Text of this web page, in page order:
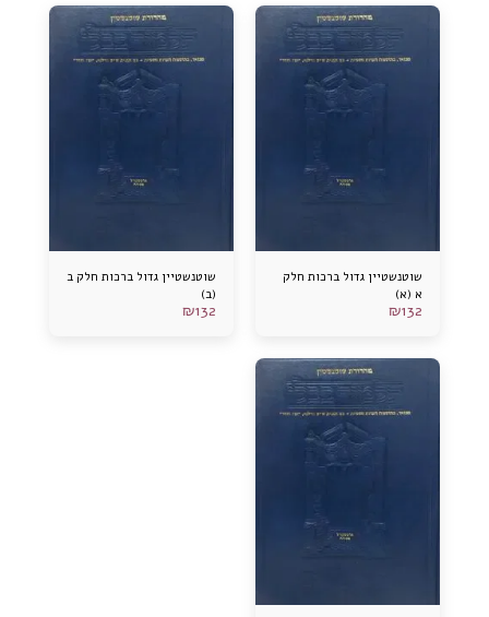
שוטנשטיין גדול ברכות חלק
א (א)
₪132
שוטנשטיין גדול ברכות חלק ב
(ב)
₪132